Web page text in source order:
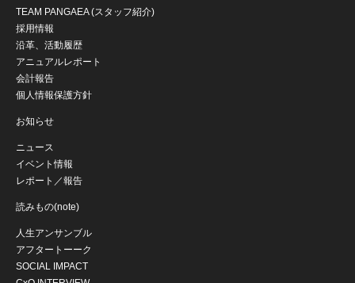
TEAM PANGAEA (スタッフ紹介)
採用情報
沿革、活動履歴
アニュアルレポート
会計報告
個人情報保護方針
お知らせ
ニュース
イベント情報
レポート／報告
読みもの(note)
人生アンサンブル
アフタートーーク
SOCIAL IMPACT